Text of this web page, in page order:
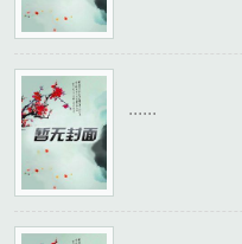
......